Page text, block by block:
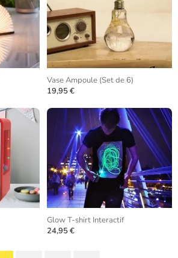
Vase Ampoule (Set de 6)
19,95 €
Glow T-shirt Interactif
24,95 €